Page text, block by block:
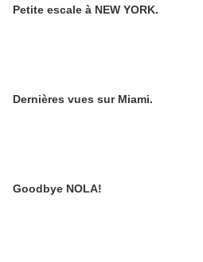
Petite escale à NEW YORK.
Dernières vues sur Miami.
Goodbye NOLA!